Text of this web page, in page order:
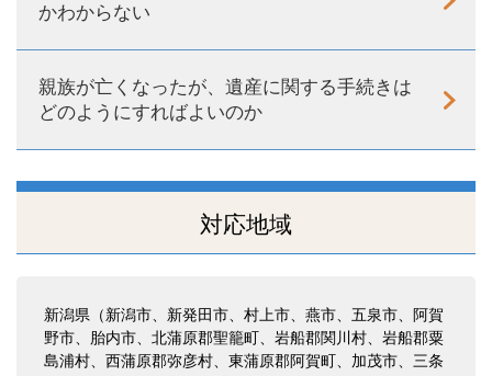
かわからない
親族が亡くなったが、遺産に関する手続きは
どのようにすればよいのか
対応地域
新潟県（新潟市、新発田市、村上市、燕市、五泉市、阿賀
野市、胎内市、北蒲原郡聖籠町、岩船郡関川村、岩船郡粟
島浦村、西蒲原郡弥彦村、東蒲原郡阿賀町、加茂市、三条